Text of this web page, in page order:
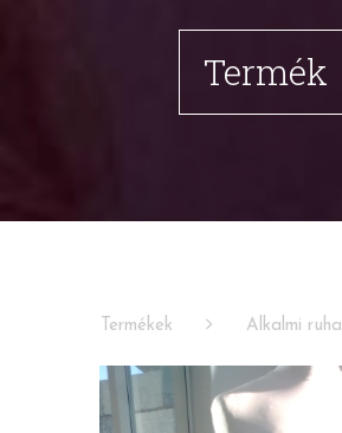
Termék
Termékek Alkalmi ruha